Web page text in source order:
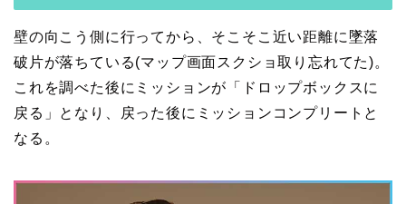
壁の向こう側に行ってから、そこそこ近い距離に墜落
破片が落ちている(マップ画面スクショ取り忘れてた)。
これを調べた後にミッションが「ドロップボックスに
戻る」となり、戻った後にミッションコンプリートと
なる。